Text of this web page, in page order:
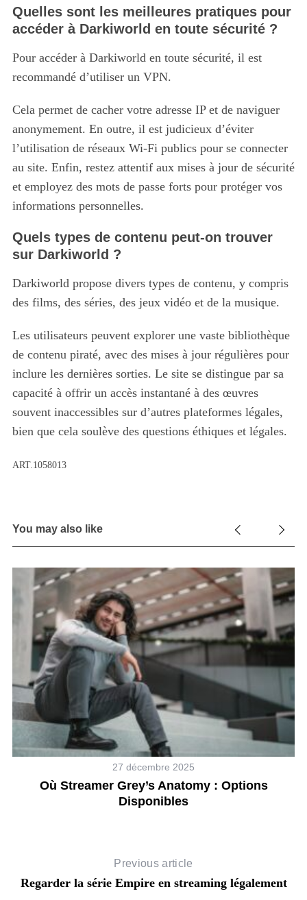
Quelles sont les meilleures pratiques pour
accéder à Darkiworld en toute sécurité ?
Pour accéder à Darkiworld en toute sécurité, il est
recommandé d’utiliser un VPN.
Cela permet de cacher votre adresse IP et de naviguer
anonymement. En outre, il est judicieux d’éviter
l’utilisation de réseaux Wi-Fi publics pour se connecter
au site. Enfin, restez attentif aux mises à jour de sécurité
et employez des mots de passe forts pour protéger vos
informations personnelles.
Quels types de contenu peut-on trouver
sur Darkiworld ?
Darkiworld propose divers types de contenu, y compris
des films, des séries, des jeux vidéo et de la musique.
Les utilisateurs peuvent explorer une vaste bibliothèque
de contenu piraté, avec des mises à jour régulières pour
inclure les dernières sorties. Le site se distingue par sa
capacité à offrir un accès instantané à des œuvres
souvent inaccessibles sur d’autres plateformes légales,
bien que cela soulève des questions éthiques et légales.
ART.1058013
You may also like
27 décembre 2025
Où Streamer Grey’s Anatomy : Options
Disponibles
Previous article
Regarder la série Empire en streaming légalement